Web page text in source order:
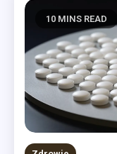
10 MINS READ